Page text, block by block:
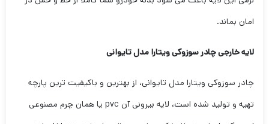
امان بماند.
لایه خارجی چادر سوزوکی ویتارا مدل تایوانی
چادر سوزوکی ویتارا مدل تایوانی، از بهترین و باکیفیت ترین پارچه
تهیه و تولید شده است، لایه بیرونی آن pvc یا همان چرم مصنوعی